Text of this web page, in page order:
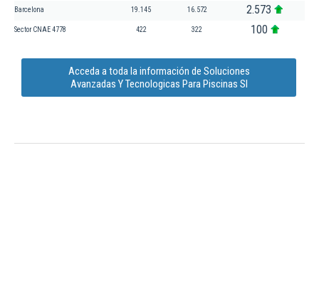
Barcelona 19.145 16.572 2.573
Sector CNAE 4778 422 322 100
Acceda a toda la información de Soluciones
Avanzadas Y Tecnologicas Para Piscinas Sl